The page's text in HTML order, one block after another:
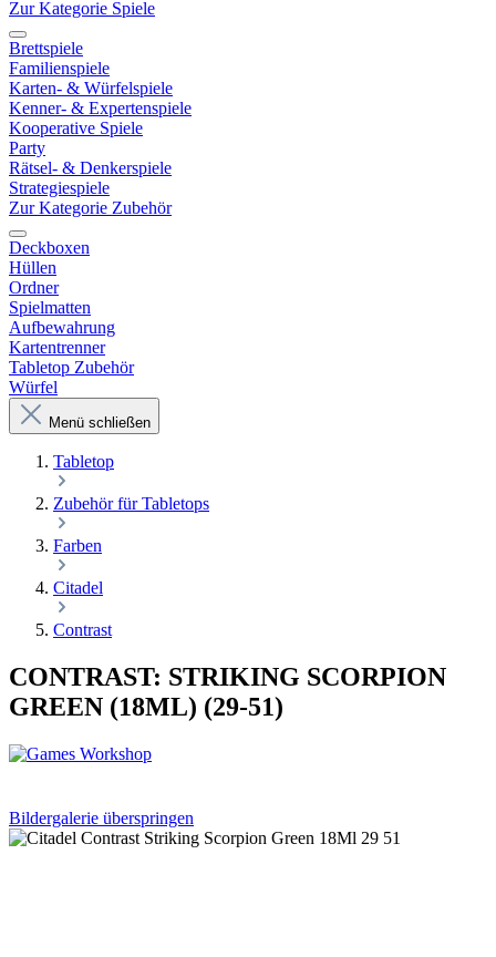
Zur Kategorie Spiele
Brettspiele
Familienspiele
Karten- & Würfelspiele
Kenner- & Expertenspiele
Kooperative Spiele
Party
Rätsel- & Denkerspiele
Strategiespiele
Zur Kategorie Zubehör
Deckboxen
Hüllen
Ordner
Spielmatten
Aufbewahrung
Kartentrenner
Tabletop Zubehör
Würfel
Menü schließen
Tabletop
Zubehör für Tabletops
Farben
Citadel
Contrast
CONTRAST: STRIKING SCORPION
GREEN (18ML) (29-51)
Bildergalerie überspringen